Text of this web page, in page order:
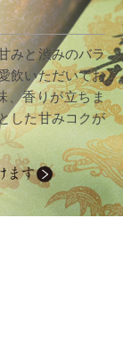
みと渋みのバラ
飲いただいてお
、香りが立ちま
した甘みコクが